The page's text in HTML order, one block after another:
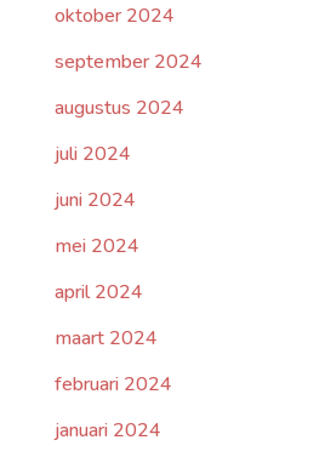
oktober 2024
september 2024
augustus 2024
juli 2024
juni 2024
mei 2024
april 2024
maart 2024
februari 2024
januari 2024